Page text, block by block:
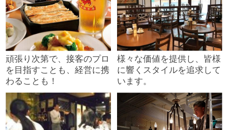
頑張り次第で、接客のプロ
を目指すことも、経営に携
わることも！
様々な価値を提供し、皆様
に響くスタイルを追求して
います。